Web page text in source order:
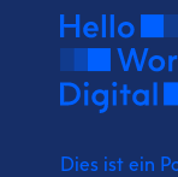
Dies ist ein